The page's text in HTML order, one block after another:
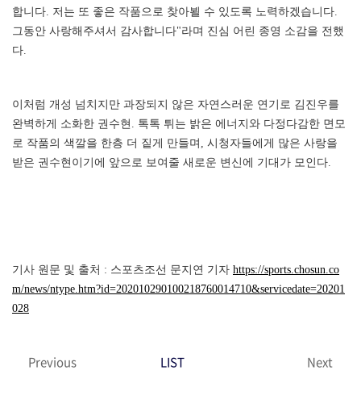
합니다. 저는 또 좋은 작품으로 찾아뵐 수 있도록 노력하겠습니다.
그동안 사랑해주셔서 감사합니다"라며 진심 어린 종영 소감을 전했
다.
이처럼 개성 넘치지만 과장되지 않은 자연스러운 연기로 김진우를
완벽하게 소화한 권수현. 톡톡 튀는 밝은 에너지와 다정다감한 면모
로 작품의 색깔을 한층 더 짙게 만들며, 시청자들에게 많은 사랑을
받은 권수현이기에 앞으로 보여줄 새로운 변신에 기대가 모인다.
기사 원문 및 출처 : 스포츠조선 문지연 기자 https://sports.chosun.co
m/news/ntype.htm?id=202010290100218760014710&servicedate=20201
028
Previous LIST Next